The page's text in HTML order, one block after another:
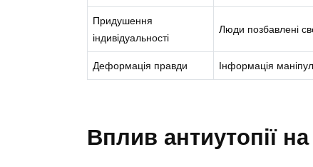
Придушення
індивідуальності
Люди позбавлені
Деформація правди Інформація
Вплив антиутопії